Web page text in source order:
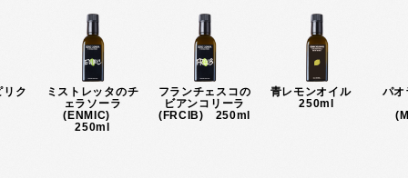
リク
ミストレッタのチ
ェラソーラ
(ENMIC)
250ml
フランチェスコの
ビアンコリーラ
(FRCIB) 250ml
青レモンオイル
250ml
パオ